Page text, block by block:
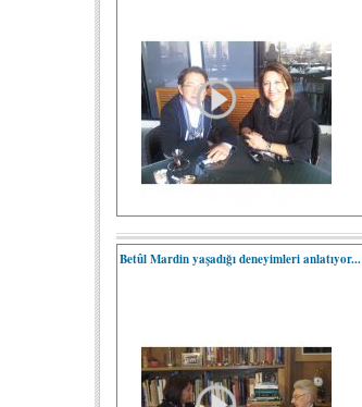
Betûl Mardin yaşadığı deneyimleri anlatıyor...